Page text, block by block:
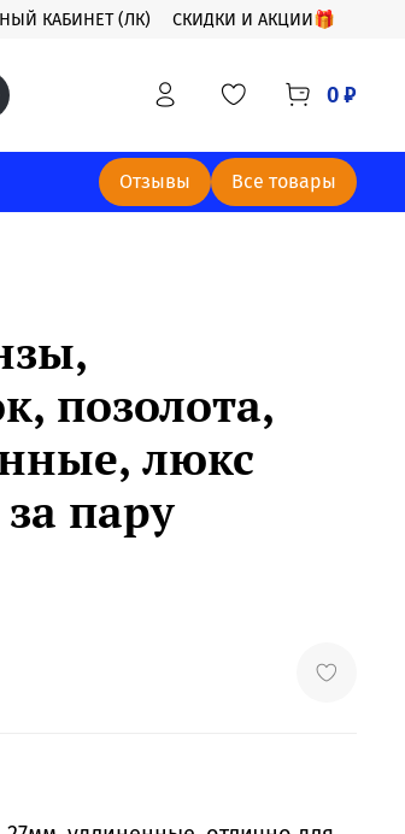
КАБИНЕТ (ЛК) СКИДКИ И АКЦИИ🎁
0 ₽
Отзывы Все товары
позолота,
люкс
пару